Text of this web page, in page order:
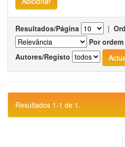
Resultados/Página |
Por ordem
Autores/Registo
Resultados 1-1 de 1.